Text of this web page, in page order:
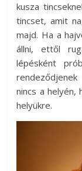
kusza
tincset, amit
majd. Ha a
állni, ettől
lépésként
nincs a helyén,
helyükre.